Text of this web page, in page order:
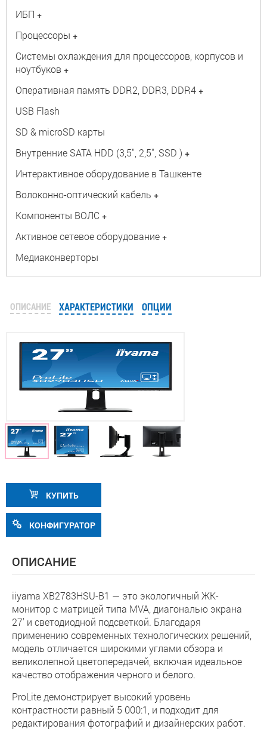
ИБП +
Процессоры +
Системы охлаждения для процессоров, корпусов и
ноутбуков +
Оперативная память DDR2, DDR3, DDR4 +
USB Flash
SD & microSD карты
Внутренние SATA HDD (3,5", 2,5", SSD ) +
Интерактивное оборудование в Ташкенте
Волоконно-оптический кабель +
Компоненты ВОЛС +
Активное сетевое оборудование +
Медиаконверторы
ОПИСАНИЕ ХАРАКТЕРИСТИКИ ОПЦИИ
КУПИТЬ
КОНФИГУРАТОР
ОПИСАНИЕ
iiyama XB2783HSU-B1 — это экологичный ЖК-
монитор с матрицей типа MVA, диагональю экрана
27' и светодиодной подсветкой. Благодаря
применению современных технологических решений,
модель отличается широкими углами обзора и
великолепной цветопередачей, включая идеальное
качество отображения черного и белого.
ProLite демонстрирует высокий уровень
контрастности равный 5 000:1, и подходит для
редактирования фотографий и дизайнерских работ.